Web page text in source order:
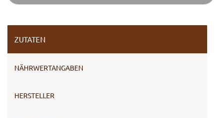
ZUTATEN
NÄHRWERTANGABEN
HERSTELLER